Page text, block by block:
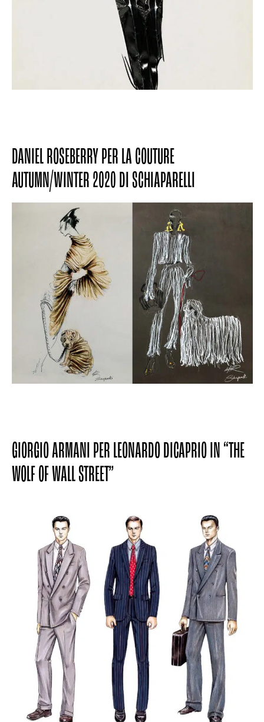
DANIEL ROSEBERRY PER LA COUTURE
AUTUMN/WINTER 2020 DI SCHIAPARELLI
GIORGIO ARMANI PER LEONARDO DICAPRIO IN “THE
WOLF OF WALL STREET”